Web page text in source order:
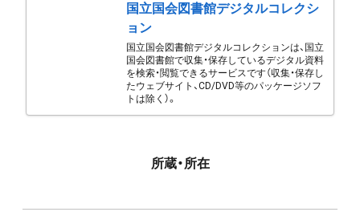
国立国会図書館デジタルコレクシ
ョン
国立国会図書館デジタルコレクションは、国立
国会図書館で収集・保存しているデジタル資料
を検索・閲覧できるサービスです（収集・保存し
たウェブサイト、CD/DVD等のパッケージソフ
トは除く）。
所蔵・所在